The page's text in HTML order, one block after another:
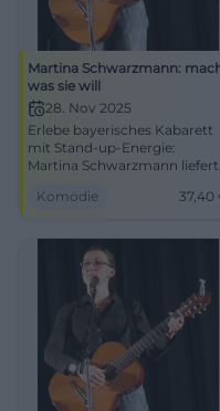
Martina Schwarzmann:
was sie will
28. Nov 2025
Erlebe bayerisches Kabarett
mit Stand-up-Energie:
Martina Schwarzmann liefert
und Publikumsinteraktion.
Erlebnis in der Freiheitshalle.
Komödie 37,40